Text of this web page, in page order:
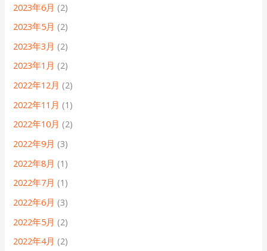
2023年6月 (2)
2023年5月 (2)
2023年3月 (2)
2023年1月 (2)
2022年12月 (2)
2022年11月 (1)
2022年10月 (2)
2022年9月 (3)
2022年8月 (1)
2022年7月 (1)
2022年6月 (3)
2022年5月 (2)
2022年4月 (2)